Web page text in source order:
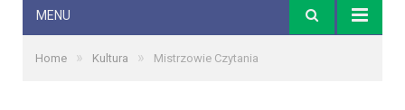
MENU
Home » Kultura » Mistrzowie Czytania